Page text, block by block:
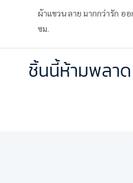
ผ้าแขวน ลาย มากกว่ารัก อ
ซม.
ชิ้นนี้ห้ามพลาด